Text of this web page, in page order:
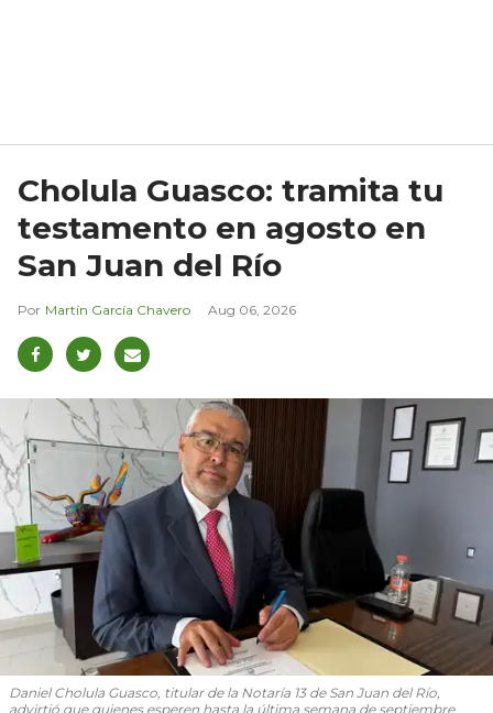
Cholula Guasco: tramita tu
testamento en agosto en
San Juan del Río
Martín García Chavero Aug 06, 2026
Daniel Cholula Guasco, titular de la Notaría 13 de San Juan del Río,
advirtió que quienes esperen hasta la última semana de septiembre